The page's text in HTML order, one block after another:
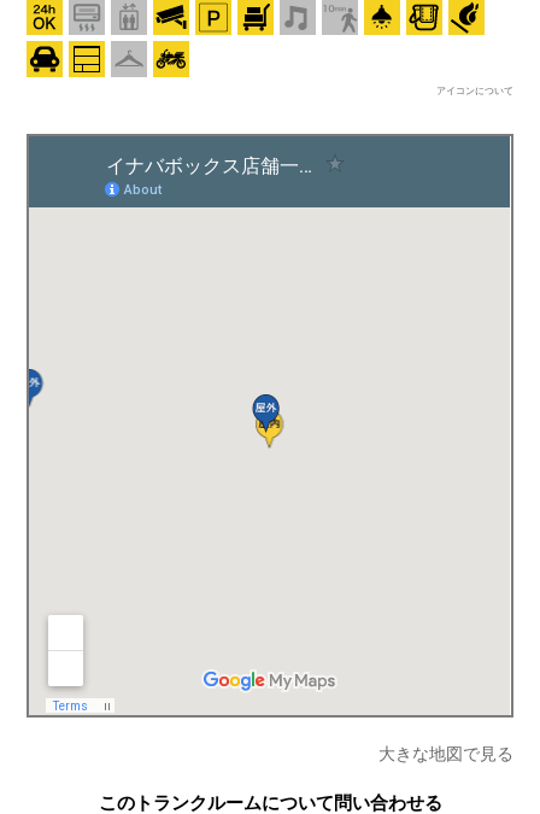
アイコンについて
大きな地図で見る
このトランクルームについて問い合わせる